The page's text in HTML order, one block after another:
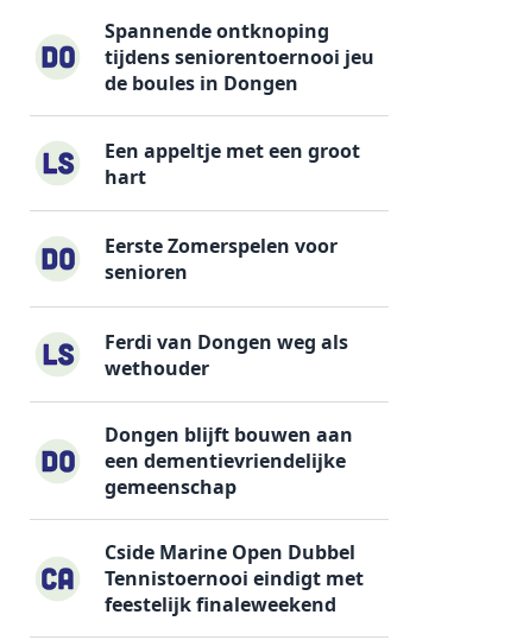
Spannende ontknoping
tijdens seniorentoernooi jeu
de boules in Dongen
Een appeltje met een groot
hart
Eerste Zomerspelen voor
senioren
Ferdi van Dongen weg als
wethouder
Dongen blijft bouwen aan
een dementievriendelijke
gemeenschap
Cside Marine Open Dubbel
Tennistoernooi eindigt met
feestelijk finaleweekend